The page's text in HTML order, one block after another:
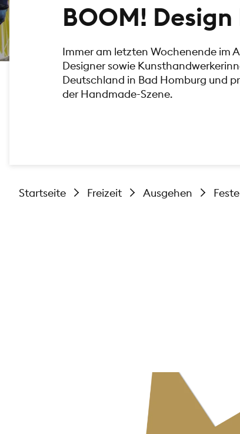
BOOM!
Immer am letzten Wochenende im
Designer sowie
Deutschland in Bad Homburg und
der Handmade-Szene.
Startseite Freizeit Ausgehen